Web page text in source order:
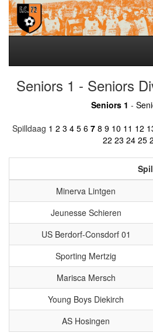
Seniors 1 - Seniors
Seniors 1 -
Spilldaag 1 2 3 4 5 6 7 8 9 10 11 12
22 23 24 25
Minerva Lintgen
Jeunesse Schieren
US Berdorf-Consdorf 01
Sporting Mertzig
Marisca Mersch
Young Boys Diekirch
AS Hosingen